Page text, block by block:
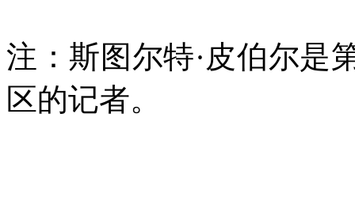
注： 斯图尔特· 皮伯尔是
区的记者。